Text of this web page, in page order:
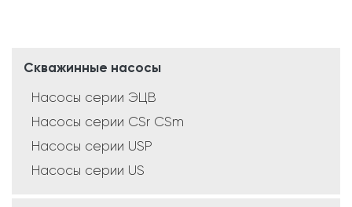
Скважинные насосы
Насосы серии ЭЦВ
Насосы серии CSr CSm
Насосы серии USP
Насосы серии US